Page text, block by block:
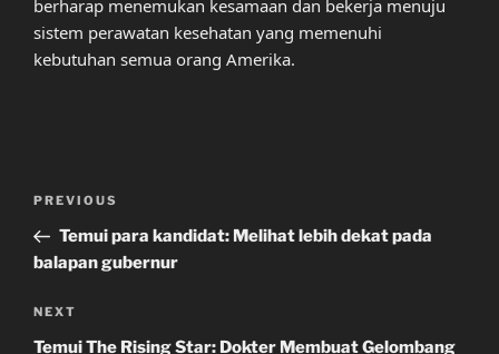
berharap menemukan kesamaan dan bekerja menuju
sistem perawatan kesehatan yang memenuhi
kebutuhan semua orang Amerika.
Previous
Post
PREVIOUS
Temui para kandidat: Melihat lebih dekat pada
balapan gubernur
Next
Post
NEXT
Temui The Rising Star: Dokter Membuat Gelombang